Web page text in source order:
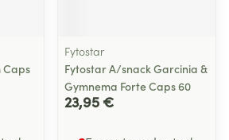
Caps
Fytostar
Fytostar A/snack Garcinia &
Gymnema Forte Caps 60
23,95 €